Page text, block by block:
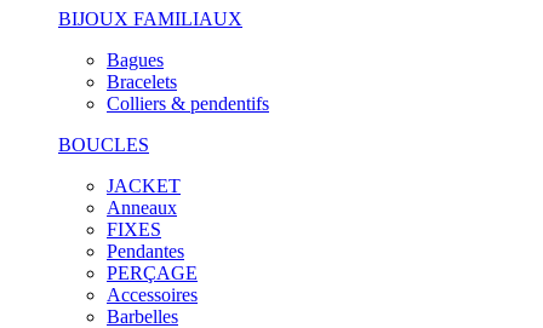
BIJOUX FAMILIAUX
Bagues
Bracelets
Colliers & pendentifs
BOUCLES
JACKET
Anneaux
FIXES
Pendantes
PERÇAGE
Accessoires
Barbelles